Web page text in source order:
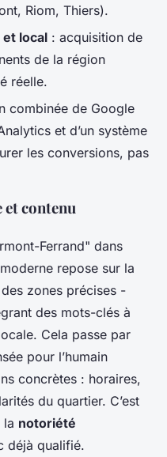
Riom, Thiers).
local : acquisition de
de la région
réelle.
combinée de Google
et d’un système
les conversions, pas
contenu
Ferrand" dans
repose sur la
zones précises -
des mots-clés à
Cela passe par
pour l’humain
concrètes : horaires,
du quartier. C’est
la notoriété
déjà qualifié.